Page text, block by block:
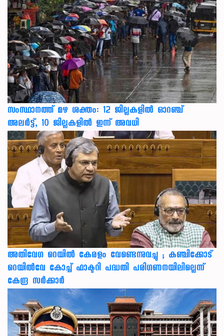
സംസ്ഥാനത്ത് മഴ ശക്തം: 12 ജില്ലകളിൽ ഓറഞ്ച്
അലർട്ട്, 10 ജില്ലകളിൽ ഇന്ന് അവധി
അതിവേഗ റെയിൽ കേരളം വേണ്ടെന്നുവച്ചു ; കഞ്ചിക്കോട്
റെയിൽവേ കോച്ച് ഫാക്ടറി പദ്ധതി പരിഗണനയിലില്ലെന്ന്
കേന്ദ്ര സർക്കാർ